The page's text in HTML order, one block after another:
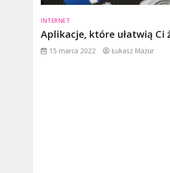
INTERNET
Aplikacje, które ułatwią Ci
15 marca 2022 Łukasz Mazur